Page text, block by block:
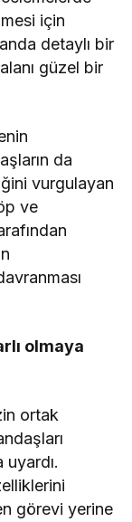
için
detaylı bir
güzel bir
da
vurgulayan
ve
olmaya
ortak
görevi yerine